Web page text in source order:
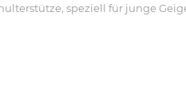
speziell für junge